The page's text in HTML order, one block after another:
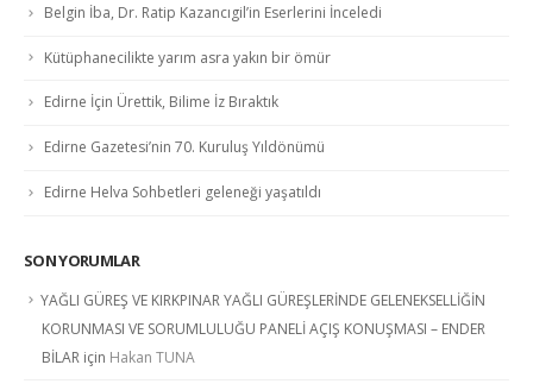
Belgin İba, Dr. Ratip Kazancıgil’in Eserlerini İnceledi
Kütüphanecilikte yarım asra yakın bir ömür
Edirne İçin Ürettik, Bilime İz Bıraktık
Edirne Gazetesi’nin 70. Kuruluş Yıldönümü
Edirne Helva Sohbetleri geleneği yaşatıldı
SON YORUMLAR
YAĞLI GÜREŞ VE KIRKPINAR YAĞLI GÜREŞLERİNDE GELENEKSELLİĞİN
KORUNMASI VE SORUMLULUĞU PANELİ AÇIŞ KONUŞMASI – ENDER
BİLAR için Hakan TUNA